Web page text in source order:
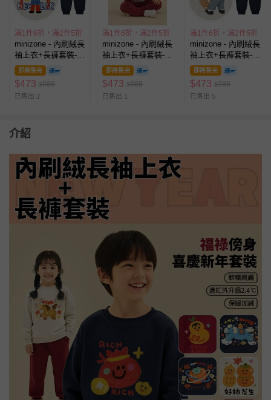
滿1件6折，滿2件5折
minizone - 內刷絨長
袖上衣+長褲套裝-鴻
運當頭-米灰藍
即將售完
$473 $988
已售出 2
滿1件6折，滿2件5折
minizone - 內刷絨長
袖上衣+長褲套裝-新
年快樂-紅色
即將售完
$473 $988
已售出 1
滿1件6折，滿2件5折
minizone - 內刷絨長
袖上衣+長褲套裝-紅
包拿來-米灰藍
即將售完
$473 $988
已售出 5
介紹